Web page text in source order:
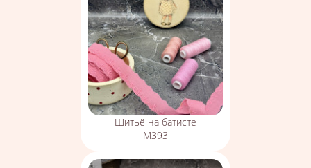
Шитьё на батисте
М393